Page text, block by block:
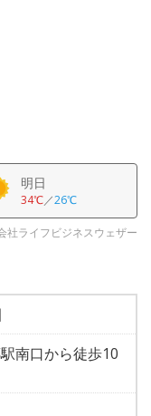
明日
34℃／26℃
社ライフビジネスウェザー
駅南口から徒歩10